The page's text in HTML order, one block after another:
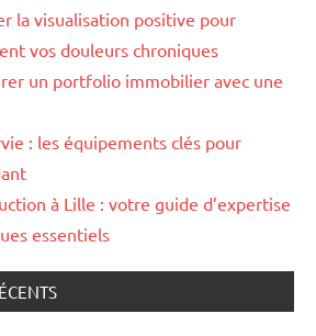
la visualisation positive pour
vos douleurs chroniques
un portfolio immobilier avec une
: les équipements clés pour
à Lille : votre guide d’expertise
essentiels